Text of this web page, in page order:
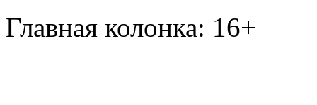
Главная колонка: 16+